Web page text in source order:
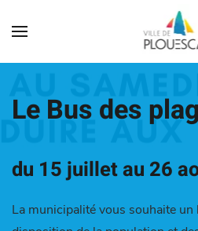
Le Bus des
du 15 juillet au 26
La municipalité vous souhaite un